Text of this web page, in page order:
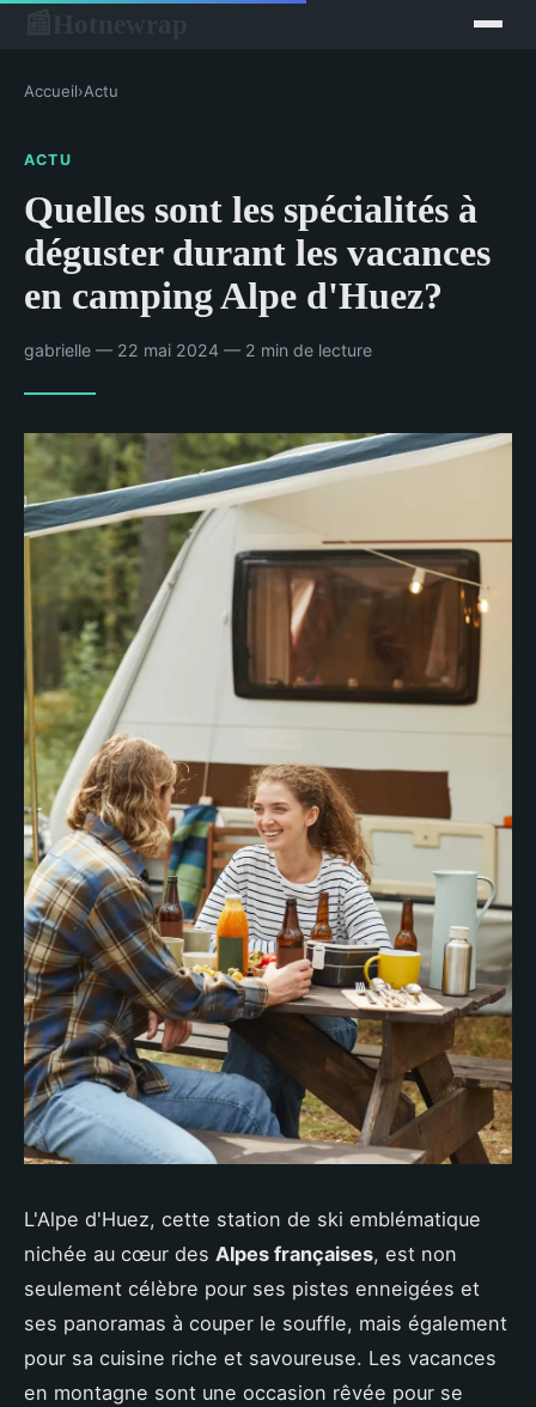
Accueil›Actu
ACTU
Quelles sont les spécialités à
déguster durant les vacances
en camping Alpe d'Huez?
gabrielle — 22 mai 2024 — 2 min de lecture
L'Alpe d'Huez, cette station de ski emblématique
nichée au cœur des Alpes françaises, est non
seulement célèbre pour ses pistes enneigées et
ses panoramas à couper le souffle, mais également
pour sa cuisine riche et savoureuse. Les vacances
en montagne sont une occasion rêvée pour se